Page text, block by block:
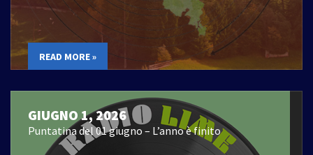
READ MORE »
GIUGNO 1, 2026
Puntatina del 01 giugno – L’anno è finito